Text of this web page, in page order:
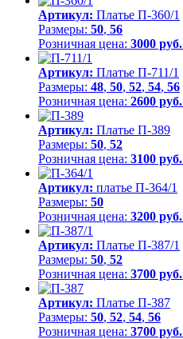
Артикул: Платье П-360/1
Размеры: 50, 56
Розничная цена: 3000 руб.
Артикул: Платье П-711/1
Размеры: 48, 50, 52, 54, 56
Розничная цена: 2600 руб.
Артикул: Платье П-389
Размеры: 50, 52
Розничная цена: 3100 руб.
Артикул: платье П-364/1
Размеры: 50
Розничная цена: 3200 руб.
Артикул: Платье П-387/1
Размеры: 50, 52
Розничная цена: 3700 руб.
Артикул: Платье П-387
Размеры: 50, 52, 54, 56
Розничная цена: 3700 руб.